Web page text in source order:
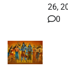
26,
0